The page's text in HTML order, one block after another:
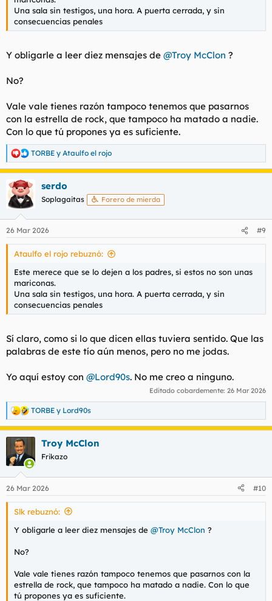
Una sala sin testigos, una hora. A puerta cerrada, y sin
consecuencias penales
Y obligarle a leer diez mensajes de @Troy McClon ?
No?
Vale vale tienes razón tampoco tenemos que pasarnos
con la estrella de rock, que tampoco ha matado a nadie.
Con lo que tú propones ya es suficiente.
R
e
a
c
c
i
e
s
TORBE y Ataulfo el rojo
serdo
Soplagaitas Forero de mierda
26 Mar 2026 #9
Ataulfo el rojo rebuznó:
Este merece que se lo dejen a los padres, si estos no son unas
mariconas.
Una sala sin testigos, una hora. A puerta cerrada, y sin
consecuencias penales
Sí claro, como si lo que dicen ellas tuviera sentido. Que las
palabras de este tío aún menos, pero no me jodas.
Yo aquí estoy con @Lord90s. No me creo a ninguno.
Editado cobardemente: 26 Mar 2026
R
e
a
c
i
e
s
TORBE y Lord90s
Troy McClon
Frikazo
26 Mar 2026 #10
Slk rebuznó:
Y obligarle a leer diez mensajes de @Troy McClon ?
No?
Vale vale tienes razón tampoco tenemos que pasarnos con la
estrella de rock, que tampoco ha matado a nadie. Con lo que
tú propones ya es suficiente.